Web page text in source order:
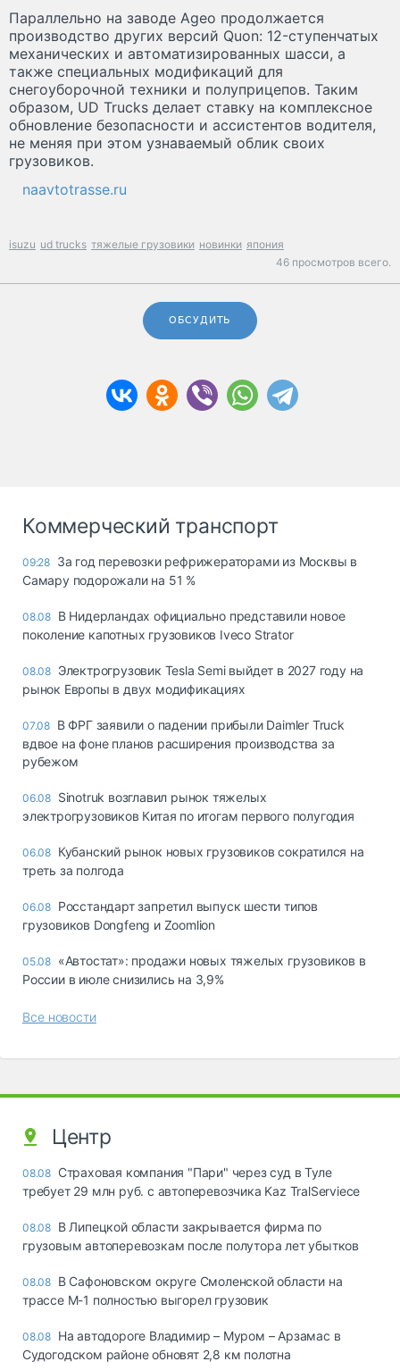
Параллельно на заводе Ageo продолжается
производство других версий Quon: 12-ступенчатых
механических и автоматизированных шасси, а
также специальных модификаций для
снегоуборочной техники и полуприцепов. Таким
образом, UD Trucks делает ставку на комплексное
обновление безопасности и ассистентов водителя,
не меняя при этом узнаваемый облик своих
грузовиков.
naavtotrasse.ru
isuzu ud trucks тяжелые грузовики новинки япония
46 просмотров всего.
ОБСУДИТЬ
Коммерческий транспорт
09:28 За год перевозки рефрижераторами из Москвы в
Самару подорожали на 51 %
08.08 В Нидерландах официально представили новое
поколение капотных грузовиков Iveco Strator
08.08 Электрогрузовик Tesla Semi выйдет в 2027 году на
рынок Европы в двух модификациях
07.08 В ФРГ заявили о падении прибыли Daimler Truck
вдвое на фоне планов расширения производства за
рубежом
06.08 Sinotruk возглавил рынок тяжелых
электрогрузовиков Китая по итогам первого полугодия
06.08 Кубанский рынок новых грузовиков сократился на
треть за полгода
06.08 Росстандарт запретил выпуск шести типов
грузовиков Dongfeng и Zoomlion
05.08 «Автостат»: продажи новых тяжелых грузовиков в
России в июле снизились на 3,9%
Все новости
Центр
08.08 Страховая компания "Пари" через суд в Туле
требует 29 млн руб. с автоперевозчика Kaz TralServiece
08.08 В Липецкой области закрывается фирма по
грузовым автоперевозкам после полутора лет убытков
08.08 В Сафоновском округе Смоленской области на
трассе М-1 полностью выгорел грузовик
08.08 На автодороге Владимир – Муром – Арзамас в
Судогодском районе обновят 2,8 км полотна